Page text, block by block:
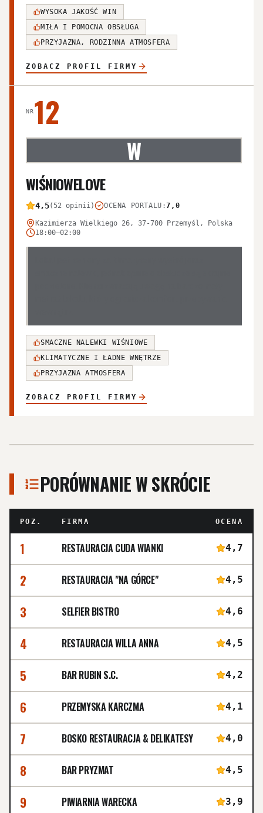
WYSOKA JAKOŚĆ WIN
MIŁA I POMOCNA OBSŁUGA
PRZYJAZNA, RODZINNA ATMOSFERA
ZOBACZ PROFIL FIRMY
NR12
W
WIŚNIOWELOVE
4,5(52 opinii) OCENA PORTALU :7,0
Kazimierza Wielkiego 26, 37-700 Przemyśl, Polska
18:00–02:00
SMACZNE NALEWKI WIŚNIOWE
KLIMATYCZNE I ŁADNE WNĘTRZE
PRZYJAZNA ATMOSFERA
ZOBACZ PROFIL FIRMY
PORÓWNANIE W SKRÓCIE
POZ. FIRMA OCENA
1 RESTAURACJA CUDA WIANKI 4,7
2 RESTAURACJA "NA GÓRCE" 4,5
3 SELFIER BISTRO 4,6
4 RESTAURACJA WILLA ANNA 4,5
5 BAR RUBIN S.C. 4,2
6 PRZEMYSKA KARCZMA 4,1
7 BOSKO RESTAURACJA & DELIKATESY 4,0
8 BAR PRYZMAT 4,5
9 PIWIARNIA WARECKA 3,9